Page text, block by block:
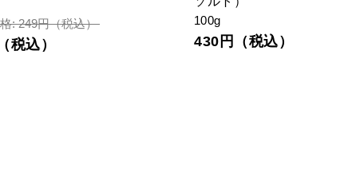
: 249円（税込）
税込）
100g
430円（税込）